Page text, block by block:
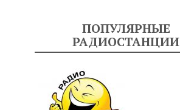
ПОПУЛЯРНЫЕ
РАДИОСТАНЦИИ